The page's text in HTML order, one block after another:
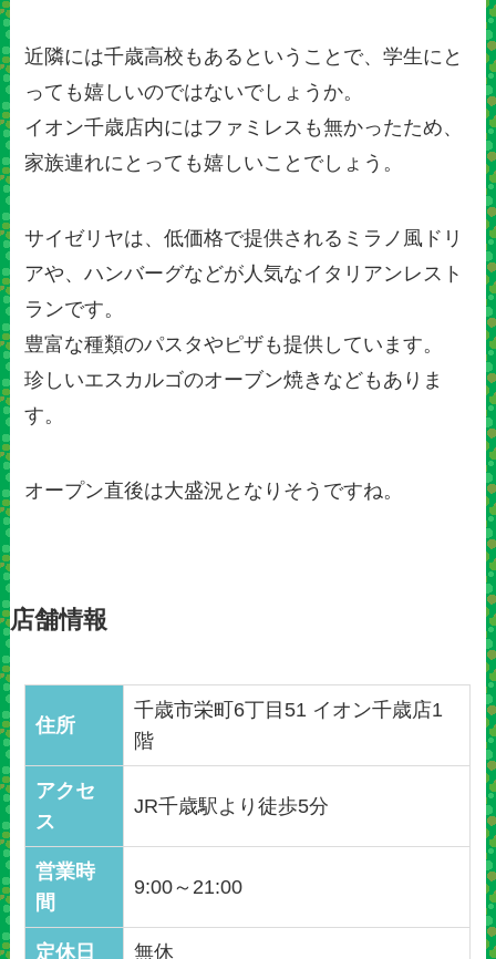
近隣には千歳高校もあるということで、学生にと
っても嬉しいのではないでしょうか。
イオン千歳店内にはファミレスも無かったため、
家族連れにとっても嬉しいことでしょう。
サイゼリヤは、低価格で提供されるミラノ風ドリ
アや、ハンバーグなどが人気なイタリアンレスト
ランです。
豊富な種類のパスタやピザも提供しています。
珍しいエスカルゴのオーブン焼きなどもありま
す。
オープン直後は大盛況となりそうですね。
店舗情報
住所
千歳市栄町6丁目51 イオン千歳店1
階
アクセ
ス
JR千歳駅より徒歩5分
営業時
間
9:00～21:00
定休日 無休